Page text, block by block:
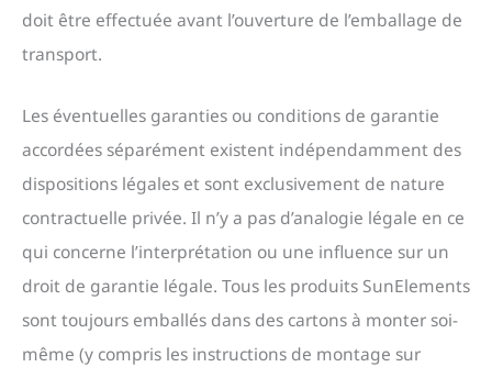
doit être effectuée avant l’ouverture de l’emballage de
transport.
Les éventuelles garanties ou conditions de garantie
accordées séparément existent indépendamment des
dispositions légales et sont exclusivement de nature
contractuelle privée. Il n’y a pas d’analogie légale en ce
qui concerne l’interprétation ou une influence sur un
droit de garantie légale. Tous les produits SunElements
sont toujours emballés dans des cartons à monter soi-
même (y compris les instructions de montage sur